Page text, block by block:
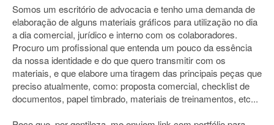
Somos um escritório de advocacia e tenho uma demanda de
elaboração de alguns materiais gráficos para utilização no dia
a dia comercial, jurídico e interno com os colaboradores.
Procuro um profissional que entenda um pouco da essência
da nossa identidade e do que quero transmitir com os
materiais, e que elabore uma tiragem das principais peças que
preciso atualmente, como: proposta comercial, checklist de
documentos, papel timbrado, materiais de treinamentos, etc...